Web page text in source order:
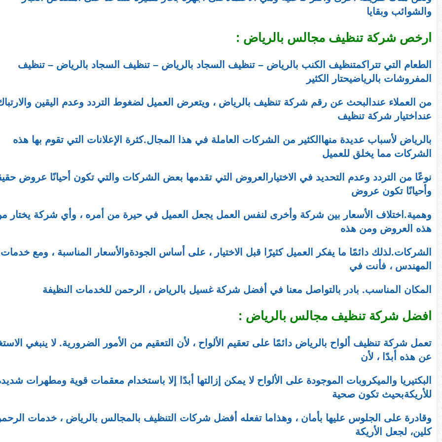
والشوائب وبقايا
ارخص شركة تنظيف مجالس بالرياض :
الطعام التي تتراكمتنظيف الكنب بالرياض – تنظيف السجاد بالرياض – تنظيف السجاد بالرياض – تنظيف
المفروشات بالرياضيحتار الكثير
من العملاء عندالبحث عن رقم شركة تنظيف بالرياض ، ويتعرض العميل لضغوط التردد وعدم اليقين
عنداختيار شركة تنظيف
بالرياض لأسباب عديدة منهاالكثير من الشركات العاملة في هذا المجال.كثرة الإعلانات التي تقوم بها هذه
الشركات مما يخلق للعميل
نوعًا من التردد وعدم التحديد في الاختيارالعروض التي تقدمها بعض الشركات والتي تكون أحيانًا عروض
وأحيانًا تكون عروض
وهمية.اختلاف الأسعار بين شركة وأخرى لنفس العمل يجعل العميل في حيرة من أمره ، وأي شركة يختار
هذه العروض ومن هذه
الشركات.لذلك دائمًا ما يفكر العميل كثيرًا قبل الاختيار ، على أساس الجودةوالأسعار المناسبة ، ومع خدمات
المهندس ، فأنت في
المكان المناسب. بادر بالتواصل معنا في أفضل شركة غسيل بالرياض ، الرحمن للخدمات النظيفة
افضل شركة تنظيف مجالس بالرياض :
تعمل شركة تنظيف ألواح بالرياض دائمًا على تعقيم الألواح ، لأن التعقيم من الأمور الضرورية. لا ينبغي
عن هذه أبدًا ، لأن
البكتيريا والميكروبات الموجودة على الألواح لا يمكن إزالتها أبدًا إلا باستخدام معقمات قوية ومطهرات
للأريكةبحيث تكون صحية
وقادرة على الجلوس عليها بأمان ، وهذاما تفعله أفضل شركات التنظيف بالمجالس بالرياض ، خدمات
كلين، لجعل الأريكة